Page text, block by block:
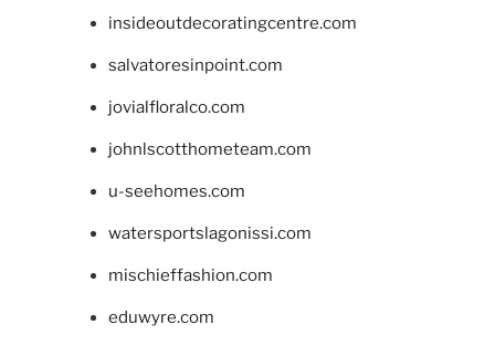
insideoutdecoratingcentre.com
salvatoresinpoint.com
jovialfloralco.com
johnlscotthometeam.com
u-seehomes.com
watersportslagonissi.com
mischieffashion.com
eduwyre.com